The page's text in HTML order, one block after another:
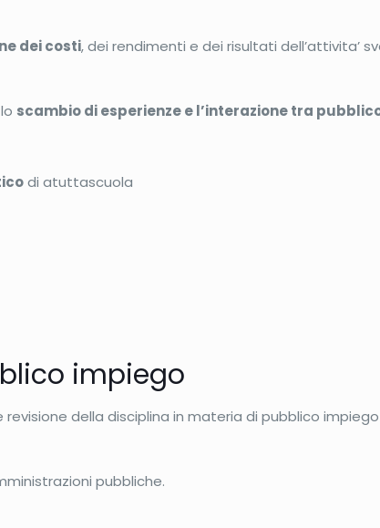
dei costi, dei rendimenti e dei risultati dell’attivita’
scambio di esperienze e l’interazione tra
di atuttascuola
impiego
revisione della disciplina in materia di pubblico
pubbliche.